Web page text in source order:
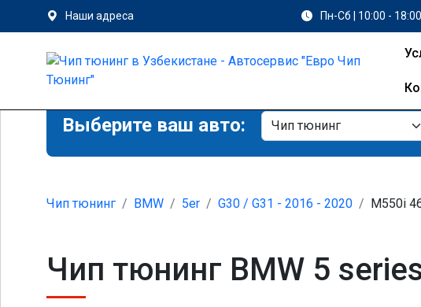
Наши адреса Пн-Сб | 10:00 - 18:00
Выберите ваш авто:
Чип тюнинг BMW 5er G30 / G31 - 2016 - 2020 M550i
Чип тюнинг BMW 5